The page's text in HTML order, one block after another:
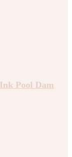
Pool Dam